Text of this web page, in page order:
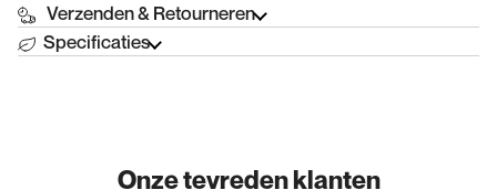
Verzenden & Retourneren
Specificaties
Onze tevreden klanten